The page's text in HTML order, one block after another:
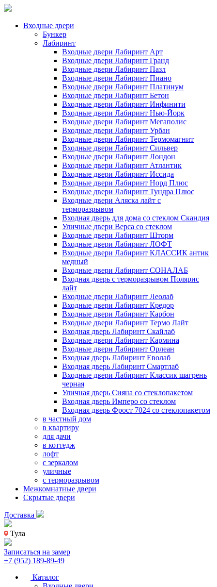
Входные двери
Бункер
Лабиринт
Входные двери Лабиринт Арт
Входные двери Лабиринт Гранд
Входные двери Лабиринт Пазл
Входные двери Лабиринт Пиано
Входные двери Лабиринт Платинум
Входные двери Лабиринт Бетон
Входные двери Лабиринт Инфинити
Входные двери Лабиринт Нью-Йорк
Входные двери Лабиринт Мегаполис
Входные двери Лабиринт Урбан
Входные двери Лабиринт Термомагнит
Входные двери Лабиринт Сильвер
Входные двери Лабиринт Лондон
Входные двери Лабиринт Атлантик
Входные двери Лабиринт Иссида
Входные двери Лабиринт Норд Плюс
Входные двери Лабиринт Тундра Плюс
Входные двери Аляска лайт с
терморазрывом
Входная дверь для дома со стеклом Скандия
Уличные двери Верса со стеклом
Входные двери Лабиринт Шторм
Входные двери Лабиринт ЛОФТ
Входные двери Лабиринт КЛАССИК антик
медный
Входные двери Лабиринт СОНАЛАБ
Входная дверь с терморазрывом Полярис
лайт
Входные двери Лабиринт Леолаб
Входные двери Лабиринт Кредор
Входные двери Лабиринт Карбон
Входные двери Лабиринт Термо Лайт
Входная дверь Лабиринт Скайлаб
Входные двери Лабиринт Кармина
Входные двери Лабиринт Орлеан
Входная дверь Лабиринт Еволаб
Входная дверь Лабиринт Смартлаб
Входные двери Лабиринт Классик шагрень
черная
Уличная дверь Сияна со стеклопакетом
Входная дверь Имперо со стеклом
Входная дверь Фрост 7024 со стеклопакетом
в частный дом
в квартиру
для дачи
в коттедж
лофт
с зеркалом
уличные
с терморазрывом
Межкомнатные двери
Скрытые двери
Доставка
Тула
Записаться на замер
+7 (952) 189-89-49
Каталог